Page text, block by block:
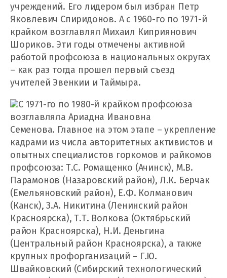
учреждений. Его лидером был избран Петр
Яковлевич Спиридонов. А с 1960-го по 1971-й
крайком возглавлял Михаил Киприянович
Шориков. Эти годы отмечены активной
работой профсоюза в национальных округах
– как раз тогда прошел первый съезд
учителей Эвенкии и Таймыра.
С 1971-го по 1980-й крайком профсоюза
возглавляла Ариадна Ивановна
Семенова. Главное на этом этапе – укрепление
кадрами из числа авторитетных активистов и
опытных специалистов горкомов и райкомов
профсоюза: Т.С. Ромащенко (Ачинск), М.В.
Парамонов (Назаровский район), Л.К. Берчак
(Емельяновский район), Е.Ф. Колманович
(Канск), З.А. Никитина (Ленинский район
Красноярска), Т.Т. Волкова (Октябрьский
район Красноярска), Н.И. Деньгина
(Центральный район Красноярска), а также
крупных профорганизаций – Г.Ю.
Швайковский (Сибирский технологический